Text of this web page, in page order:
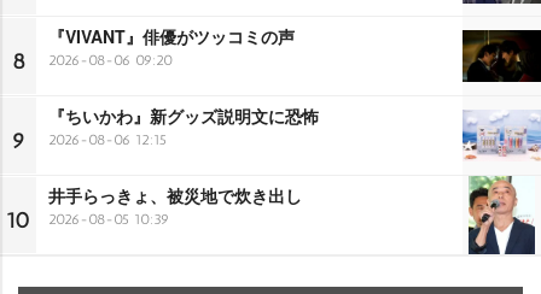
8
『VIVANT』俳優がツッコミの声
2026-08-06 09:20
9
『ちいかわ』新グッズ説明文に恐怖
2026-08-06 12:15
10
井手らっきょ、被災地で炊き出し
2026-08-05 10:39